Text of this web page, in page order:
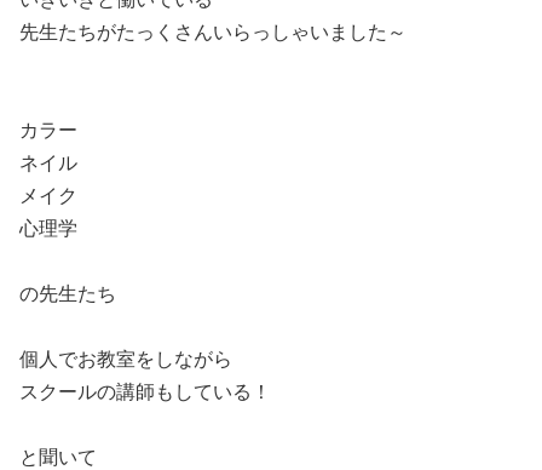
先生たちがたっくさんいらっしゃいました～
カラー
ネイル
メイク
心理学
の先生たち
個人でお教室をしながら
スクールの講師もしている！
と聞いて